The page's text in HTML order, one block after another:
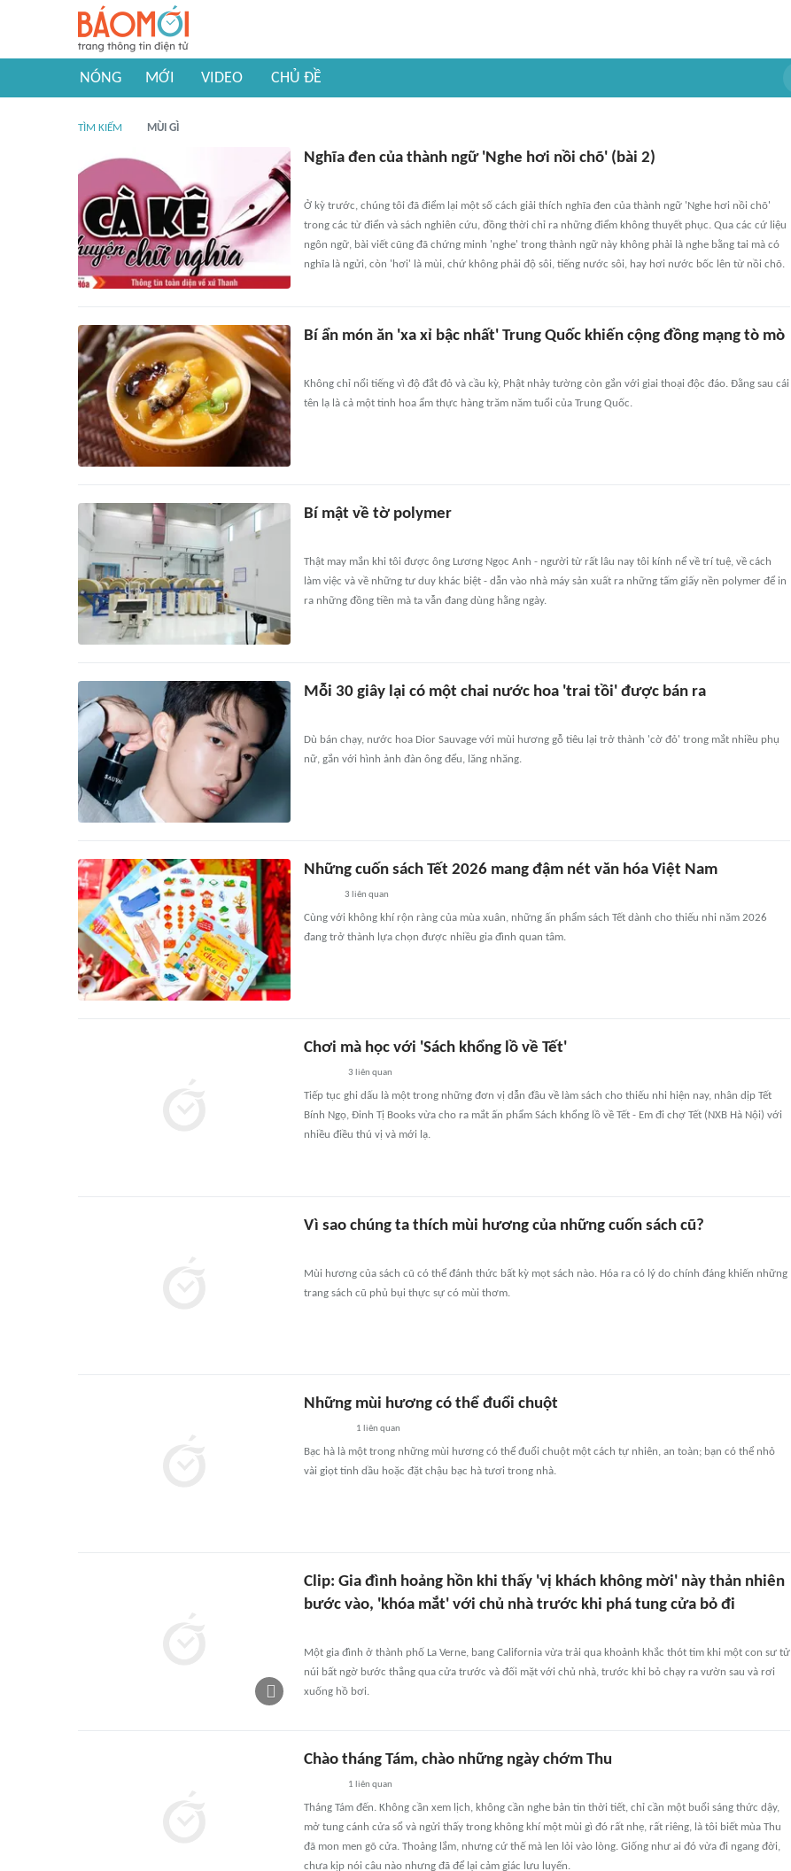
NÓNG MỚI VIDEO CHỦ ĐỀ
TÌM KIẾM MÙI GÌ
Nghĩa đen của thành ngữ 'Nghe hơi nồi chõ' (bài 2)
Ở kỳ trước, chúng tôi đã điểm lại một số cách giải thích nghĩa đen của thành ngữ 'Nghe hơi nồi chõ'
trong các từ điển và sách nghiên cứu, đồng thời chỉ ra những điểm không thuyết phục. Qua các cứ liệu
ngôn ngữ, bài viết cũng đã chứng minh 'nghe' trong thành ngữ này không phải là nghe bằng tai mà có
nghĩa là ngửi, còn 'hơi' là mùi, chứ không phải độ sôi, tiếng nước sôi, hay hơi nước bốc lên từ nồi chõ.
Bí ẩn món ăn 'xa xỉ bậc nhất' Trung Quốc khiến cộng đồng mạng tò mò
Không chỉ nổi tiếng vì độ đắt đỏ và cầu kỳ, Phật nhảy tường còn gắn với giai thoại độc đáo. Đằng sau cái
tên lạ là cả một tinh hoa ẩm thực hàng trăm năm tuổi của Trung Quốc.
Bí mật về tờ polymer
Thật may mắn khi tôi được ông Lương Ngọc Anh - người từ rất lâu nay tôi kính nể về trí tuệ, về cách
làm việc và về những tư duy khác biệt - dẫn vào nhà máy sản xuất ra những tấm giấy nền polymer để in
ra những đồng tiền mà ta vẫn đang dùng hằng ngày.
Mỗi 30 giây lại có một chai nước hoa 'trai tồi' được bán ra
Dù bán chạy, nước hoa Dior Sauvage với mùi hương gỗ tiêu lại trở thành 'cờ đỏ' trong mắt nhiều phụ
nữ, gắn với hình ảnh đàn ông đểu, lăng nhăng.
Những cuốn sách Tết 2026 mang đậm nét văn hóa Việt Nam
3 liên quan
Cùng với không khí rộn ràng của mùa xuân, những ấn phẩm sách Tết dành cho thiếu nhi năm 2026
đang trở thành lựa chọn được nhiều gia đình quan tâm.
Chơi mà học với 'Sách khổng lồ về Tết'
3 liên quan
Tiếp tục ghi dấu là một trong những đơn vị dẫn đầu về làm sách cho thiếu nhi hiện nay, nhân dịp Tết
Bính Ngọ, Đinh Tị Books vừa cho ra mắt ấn phẩm Sách khổng lồ về Tết - Em đi chợ Tết (NXB Hà Nội) với
nhiều điều thú vị và mới lạ.
Vì sao chúng ta thích mùi hương của những cuốn sách cũ?
Mùi hương của sách cũ có thể đánh thức bất kỳ mọt sách nào. Hóa ra có lý do chính đáng khiến những
trang sách cũ phủ bụi thực sự có mùi thơm.
Những mùi hương có thể đuổi chuột
1 liên quan
Bạc hà là một trong những mùi hương có thể đuổi chuột một cách tự nhiên, an toàn; bạn có thể nhỏ
vài giọt tinh dầu hoặc đặt chậu bạc hà tươi trong nhà.
Clip: Gia đình hoảng hồn khi thấy 'vị khách không mời' này thản nhiên
bước vào, 'khóa mắt' với chủ nhà trước khi phá tung cửa bỏ đi
Một gia đình ở thành phố La Verne, bang California vừa trải qua khoảnh khắc thót tim khi một con sư tử
núi bất ngờ bước thẳng qua cửa trước và đối mặt với chủ nhà, trước khi bỏ chạy ra vườn sau và rơi
xuống hồ bơi.
Chào tháng Tám, chào những ngày chớm Thu
1 liên quan
Tháng Tám đến. Không cần xem lịch, không cần nghe bản tin thời tiết, chỉ cần một buổi sáng thức dậy,
mở tung cánh cửa sổ và ngửi thấy trong không khí một mùi gì đó rất nhẹ, rất riêng, là tôi biết mùa Thu
đã mon men gõ cửa. Thoảng lắm, nhưng cứ thế mà len lỏi vào lòng. Giống như ai đó vừa đi ngang đời,
chưa kịp nói câu nào nhưng đã để lại cảm giác lưu luyến.